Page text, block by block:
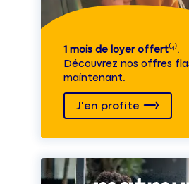
1 mois de loyer offert⁽⁴⁾.
Découvrez nos offres
maintenant.
J'en profite